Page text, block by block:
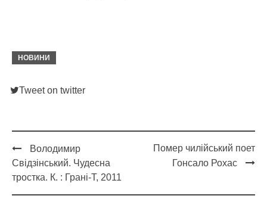
НОВИНИ
Tweet on twitter
Post
navigation
Володимир
Свідзінський. Чудесна
тростка. К. : Грані-Т, 2011
Помер чилійський поет
Гонсало Рохас